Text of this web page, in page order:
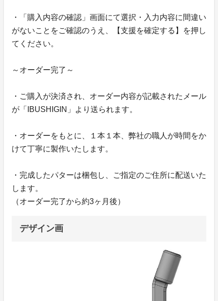
・「購入内容の確認」画面にて選択・入力内容に間違い
がないことをご確認のうえ、【支援を確定する】を押し
てください。
～オーダー完了～
・ご購入が決済され、オーダー内容が記載されたメール
が「IBUSHIGIN」より送られます。
・オーダーをもとに、１本１本、弊社の職人が時間をか
けて丁寧に製作いたします。
・完成したパターは梱包し、ご指定のご住所に配送いた
します。
（オーダー完了から約3ヶ月後）
デザイン画